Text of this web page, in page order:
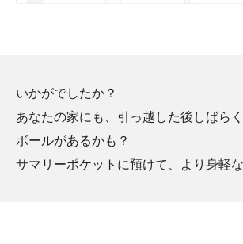
いかがでしたか？
あなたの家にも、引っ越した後しばら
ボールがあるかも？
サマリーポケットに預けて、より身軽な